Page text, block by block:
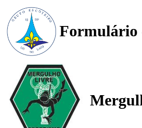
Formulário